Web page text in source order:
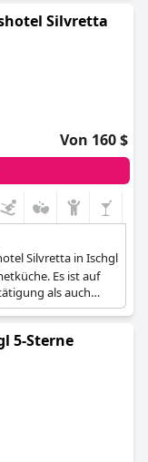
im Service als
Silvretta
Von 160 $
Silvretta in Ischgl
Es ist auf
als auch
5-Sterne